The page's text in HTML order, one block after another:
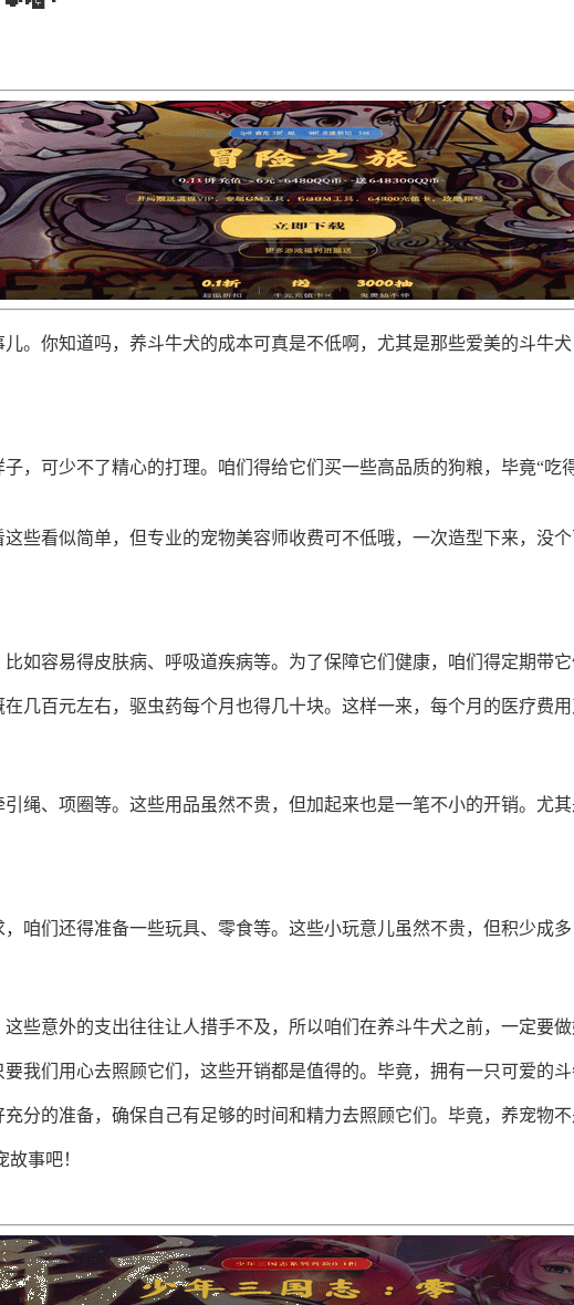
。你知道吗，养斗牛犬的成本可真是不低啊，尤其是那些爱美的斗牛
，可少不了精心的打理。咱们得给它们买一些高品质的狗粮，毕竟“
些看似简单，但专业的宠物美容师收费可不低哦，一次造型下来，没
如容易得皮肤病、呼吸道疾病等。为了保障它们健康，咱们得定期带
几百元左右，驱虫药每个月也得几十块。这样一来，每个月的医疗费用
绳、项圈等。这些用品虽然不贵，但加起来也是一笔不小的开销。尤
咱们还得准备一些玩具、零食等。这些小玩意儿虽然不贵，但积少成
些意外的支出往往让人措手不及，所以咱们在养斗牛犬之前，一定要做
我们用心去照顾它们，这些开销都是值得的。毕竟，拥有一只可爱的
分的准备，确保自己有足够的时间和精力去照顾它们。毕竟，养宠物
事吧！